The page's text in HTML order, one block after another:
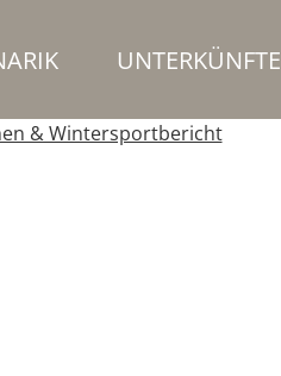
UNTERKÜNFTE
& Wintersportbericht